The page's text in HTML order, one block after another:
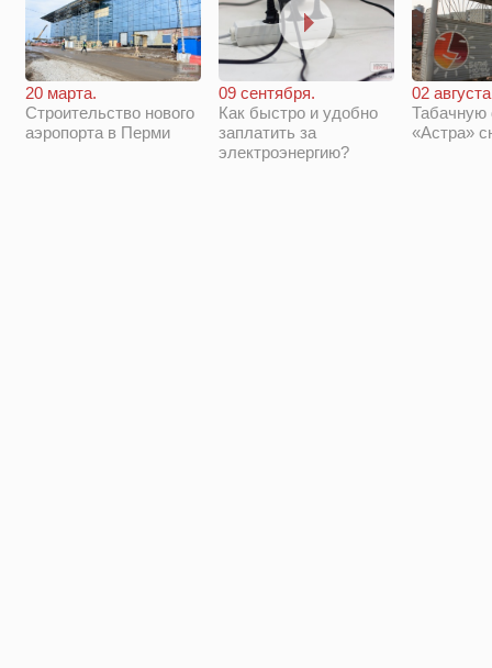
20 марта.
Строительство нового
аэропорта в Перми
09 сентября.
Как быстро и удобно
заплатить за
электроэнергию?
02
Табачную
«Астра»